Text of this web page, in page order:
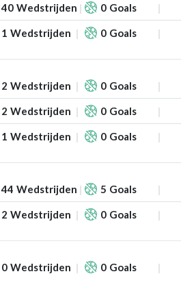
40 Wedstrijden 0 Goals
1 Wedstrijden 0 Goals
2 Wedstrijden 0 Goals
2 Wedstrijden 0 Goals
1 Wedstrijden 0 Goals
44 Wedstrijden 5 Goals
2 Wedstrijden 0 Goals
0 Wedstrijden 0 Goals